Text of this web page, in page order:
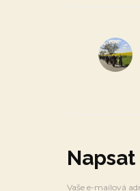
Vaše e-mailová